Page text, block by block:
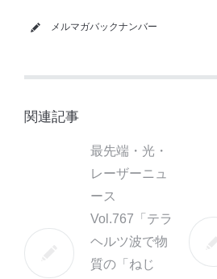
メルマガバックナンバー
関連記事
最先端・光・
レーザーニュ
ース
Vol.767「テラ
ヘルツ波で物
質の「ねじ